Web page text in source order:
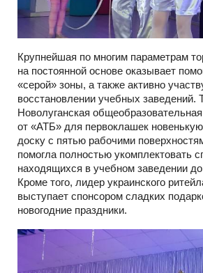
Крупнейшая по многим параметрам
на постоянной основе оказывает
«серой» зоны, а также активно
восстановлении учебных заведений.
Новолуганская
от «АТБ» для первоклашек
доску с пятью рабочими
помогла полностью укомплектовать
находящихся в учебном заведении
Кроме того, лидер украинского
выступает спонсором сладких
новогодние праздники.